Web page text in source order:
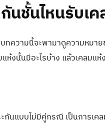
นชั้นไหนรับเ
ทความนี้จะพามาดูความหมา
ห้งนั้นมีอะไรบ้าง แล้วเคลมแ
นแบบไม่มีคู่กรณี เป็นการเค